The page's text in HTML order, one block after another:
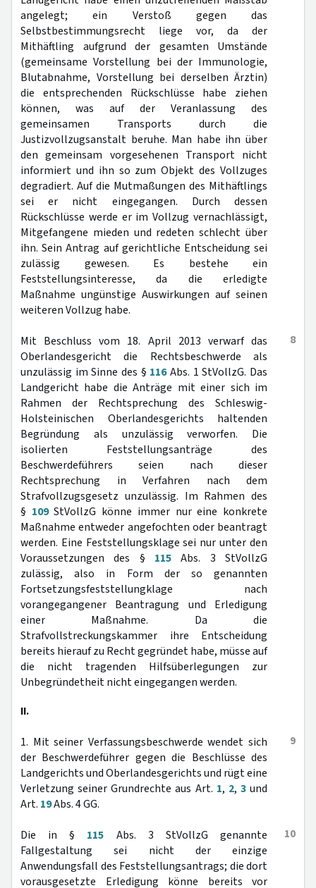
angelegt; ein Verstoß gegen das
Selbstbestimmungsrecht liege vor, da der
Mithäftling aufgrund der gesamten Umstände
(gemeinsame Vorstellung bei der Immunologie,
Blutabnahme, Vorstellung bei derselben Ärztin)
die entsprechenden Rückschlüsse habe ziehen
können, was auf der Veranlassung des
gemeinsamen Transports durch die
Justizvollzugsanstalt beruhe. Man habe ihn über
den gemeinsam vorgesehenen Transport nicht
informiert und ihn so zum Objekt des Vollzuges
degradiert. Auf die Mutmaßungen des Mithäftlings
sei er nicht eingegangen. Durch dessen
Rückschlüsse werde er im Vollzug vernachlässigt,
Mitgefangene mieden und redeten schlecht über
ihn. Sein Antrag auf gerichtliche Entscheidung sei
zulässig gewesen. Es bestehe ein
Feststellungsinteresse, da die erledigte
Maßnahme ungünstige Auswirkungen auf seinen
weiteren Vollzug habe.
8
Mit Beschluss vom 18. April 2013 verwarf das
Oberlandesgericht die Rechtsbeschwerde als
unzulässig im Sinne des § 116Abs. 1 StVollzG. Das
Landgericht habe die Anträge mit einer sich im
Rahmen der Rechtsprechung des Schleswig-
Holsteinischen Oberlandesgerichts haltenden
Begründung als unzulässig verworfen. Die
isolierten Feststellungsanträge des
Beschwerdeführers seien nach dieser
Rechtsprechung in Verfahren nach dem
Strafvollzugsgesetz unzulässig. Im Rahmen des
§ 109StVollzG könne immer nur eine konkrete
Maßnahme entweder angefochten oder beantragt
werden. Eine Feststellungsklage sei nur unter den
Voraussetzungen des § 115 Abs. 3 StVollzG
zulässig, also in Form der so genannten
Fortsetzungsfeststellungklage nach
vorangegangener Beantragung und Erledigung
einer Maßnahme. Da die
Strafvollstreckungskammer ihre Entscheidung
bereits hierauf zu Recht gegründet habe, müsse auf
die nicht tragenden Hilfsüberlegungen zur
Unbegründetheit nicht eingegangen werden.
II.
9
1. Mit seiner Verfassungsbeschwerde wendet sich
der Beschwerdeführer gegen die Beschlüsse des
Landgerichts und Oberlandesgerichts und rügt eine
Verletzung seiner Grundrechte aus Art. 1, 2, 3und
Art. 19Abs. 4 GG.
10
Die in § 115 Abs. 3 StVollzG genannte
Fallgestaltung sei nicht der einzige
Anwendungsfall des Feststellungsantrags; die dort
vorausgesetzte Erledigung könne bereits vor